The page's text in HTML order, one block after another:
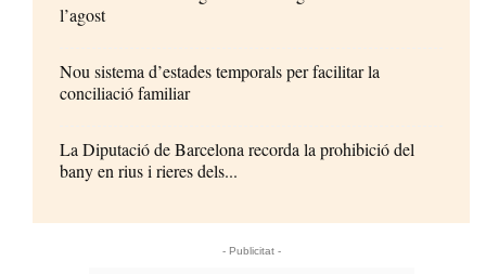
l’agost
Nou sistema d’estades temporals per facilitar la
conciliació familiar
La Diputació de Barcelona recorda la prohibició del
bany en rius i rieres dels...
- Publicitat -